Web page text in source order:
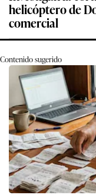
helicóptero de
comercial
Contenido sugerido